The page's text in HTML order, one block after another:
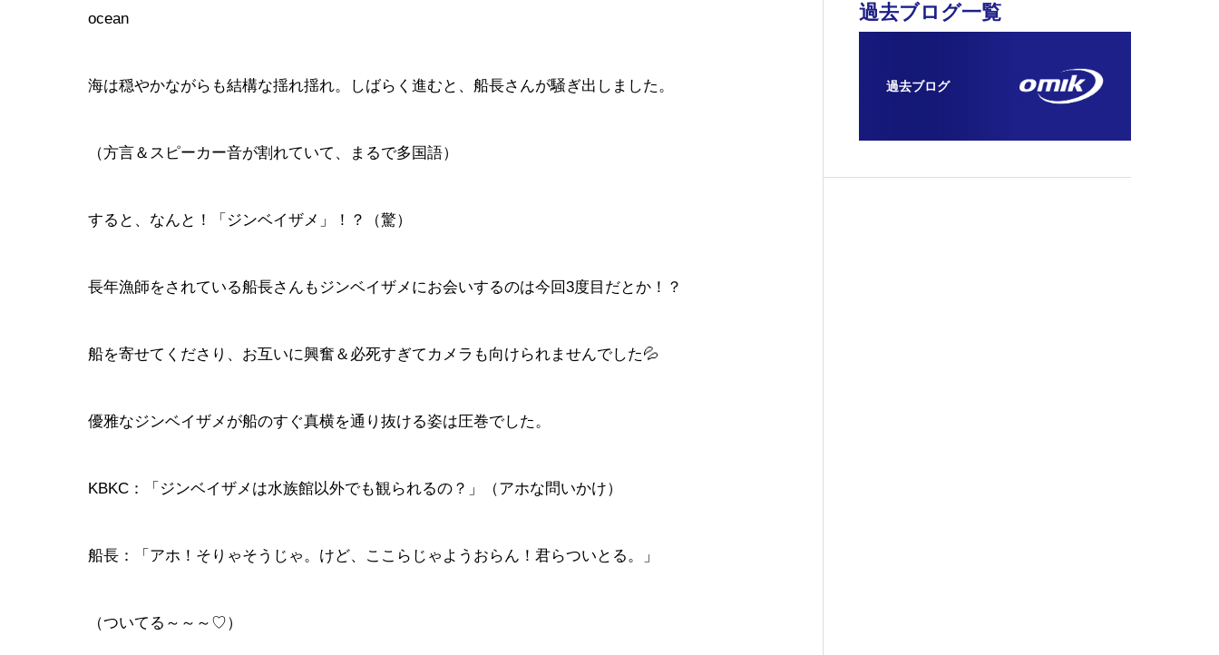
ocean
海は穏やかながらも結構な揺れ揺れ。しばらく進むと、船長さんが騒ぎ出しました。
（方言＆スピーカー音が割れていて、まるで多国語）
すると、なんと！「ジンベイザメ」！？（驚）
長年漁師をされている船長さんもジンベイザメにお会いするのは今回3度目だとか！？
船を寄せてくださり、お互いに興奮＆必死すぎてカメラも向けられませんでした💦
優雅なジンベイザメが船のすぐ真横を通り抜ける姿は圧巻でした。
KBKC：「ジンベイザメは水族館以外でも観られるの？」（アホな問いかけ）
船長：「アホ！そりゃそうじゃ。けど、ここらじゃようおらん！君らついとる。」
（ついてる～～～♡）
過去ブログ一覧
過去ブログ